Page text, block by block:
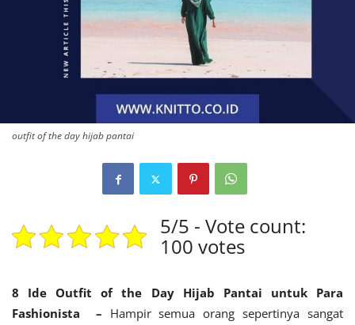
outfit of the day hijab pantai
5/5 - Vote count:
100 votes
8 Ide Outfit of the Day Hijab Pantai untuk Para
Fashionista – Hampir semua orang sepertinya sangat